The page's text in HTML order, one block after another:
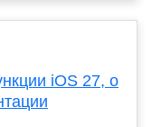
iOS 27, о